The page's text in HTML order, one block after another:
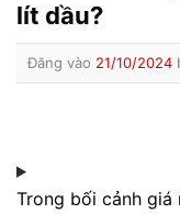
lít dầu?
Đăng vào 21/10/2024
Trong bối cảnh giá